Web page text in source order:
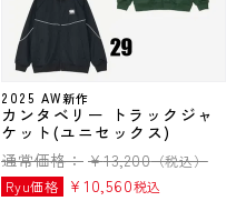
2025 AW新作
カンタベリー トラックジャ
ケット(ユニセックス)
通常価格： ¥13,200（税込）
Ryu価格
¥ 10,560税込